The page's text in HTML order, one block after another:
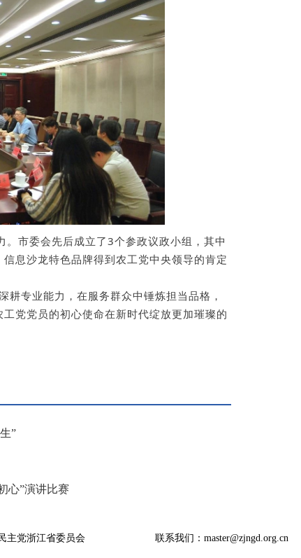
市委会先后成立了3个参政议政小组，其中
息沙龙特色品牌得到农工党中央领导的肯定
专业能力，在服务群众中锤炼担当品格，
党党员的初心使命在新时代绽放更加璀璨的
”
心”演讲比赛
主党浙江省委员会 联系我们：master@zjngd.org.cn